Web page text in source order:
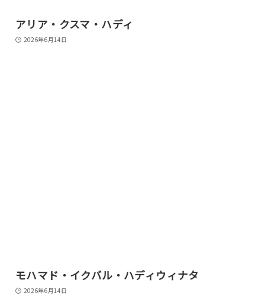
アリア・クスマ・ハディ
2026年6月14日
モハマド・イクバル・ハディウィナタ
2026年6月14日